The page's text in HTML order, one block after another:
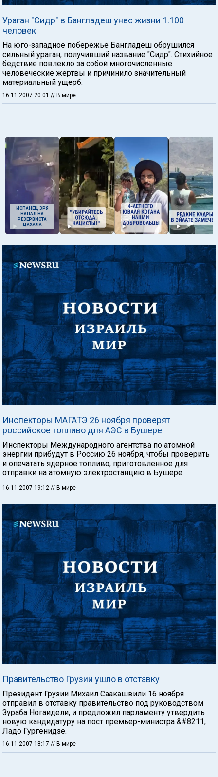
Ураган "Сидр" в Бангладеш унес жизни 1.100
человек
На юго-западное побережье Бангладеш обрушился
сильный ураган, получивший название "Сидр". Стихийное
бедствие повлекло за собой многочисленные
человеческие жертвы и причинило значительный
материальный ущерб.
16.11.2007 20:01 // В мире
ИСПАНЕЦ ЗРЯ
НАПАЛ НА
РЕЗЕРВИСТА
ЦАХАЛА
Инспекторы МАГАТЭ 26 ноября проверят
российское топливо для АЭС в Бушере
Инспекторы Международного агентства по атомной
энергии прибудут в Россию 26 ноября, чтобы проверить
и опечатать ядерное топливо, приготовленное для
отправки на атомную электростанцию в Бушере.
16.11.2007 19:12 // В мире
Правительство Грузии ушло в отставку
Президент Грузии Михаил Саакашвили 16 ноября
отправил в отставку правительство под руководством
Зураба Ногаидели, и предложил парламенту утвердить
новую кандидатуру на пост премьер-министра &#8211;
Ладо Гургенидзе.
16.11.2007 18:17 // В мире